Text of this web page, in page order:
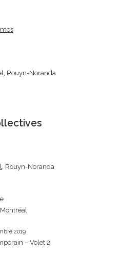
, Rouyn-Noranda
, Rouyn-Noranda
Montréal
2019
– Volet 2